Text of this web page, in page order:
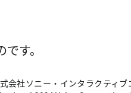
す。
社ソニー・インタラクティブ